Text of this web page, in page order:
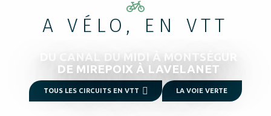
A VÉLO, EN VTT
DU CANAL DU MIDI À MONTSÉGUR
DE MIREPOIX À LAVELANET
TOUS LES CIRCUITS EN VTT LA VOIE VERTE